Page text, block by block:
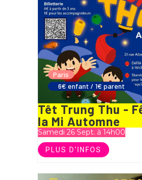
Paris
6€ enfant / 1€ parent
Têt Trung Thu -
la Mi Automne
Samedi 26 Sept. à 14h00
PLUS D'INFOS